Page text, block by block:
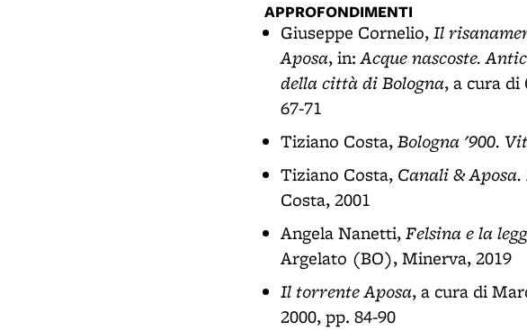
APPROFONDIMENTI
Giuseppe Cornelio,Il
Aposa, in:Acque nascoste.
della città di Bologna, a cura di
67-71
Tiziano Costa,Bologna '900.
Tiziano Costa, Canali &
Costa, 2001
Angela Nanetti,Felsina e la
Argelato (BO), Minerva, 2019
Il torrente Aposa, a cura di
2000, pp. 84-90